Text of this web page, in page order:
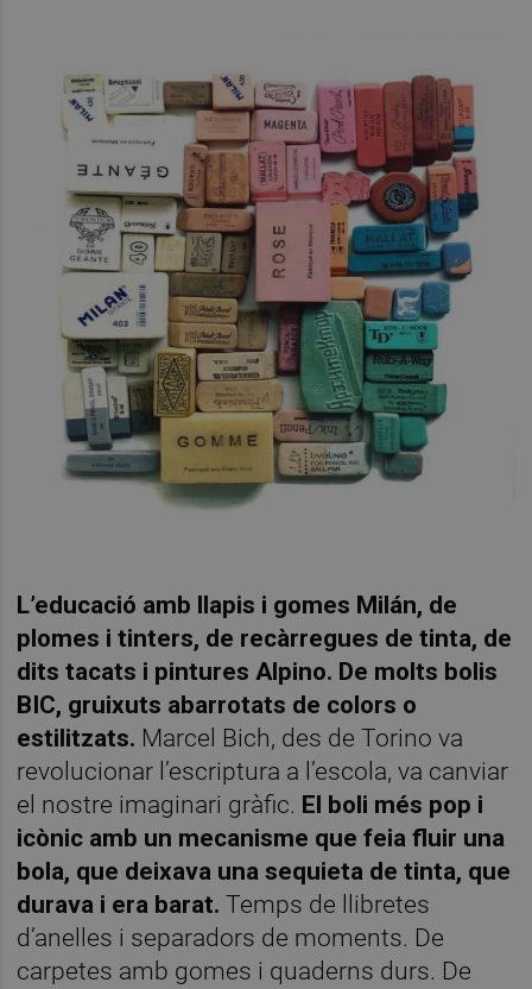
L’educació amb llapis i gomes Milán, de
plomes i tinters, de recàrregues de tinta, de
dits tacats i pintures Alpino. De molts bolis
BIC, gruixuts abarrotats de colors o
estilitzats. Marcel Bich, des de Torino va
revolucionar l’escriptura a l’escola, va canviar
el nostre imaginari gràfic. El boli més pop i
icònic amb un mecanisme que feia fluir una
bola, que deixava una sequieta de tinta, que
durava i era barat. Temps de llibretes
d’anelles i separadors de moments. De
carpetes amb gomes i quaderns durs. De